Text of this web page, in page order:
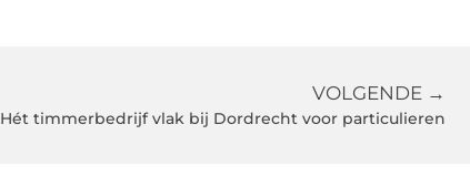
VOLGENDE →
Hét timmerbedrijf vlak bij Dordrecht voor particulieren